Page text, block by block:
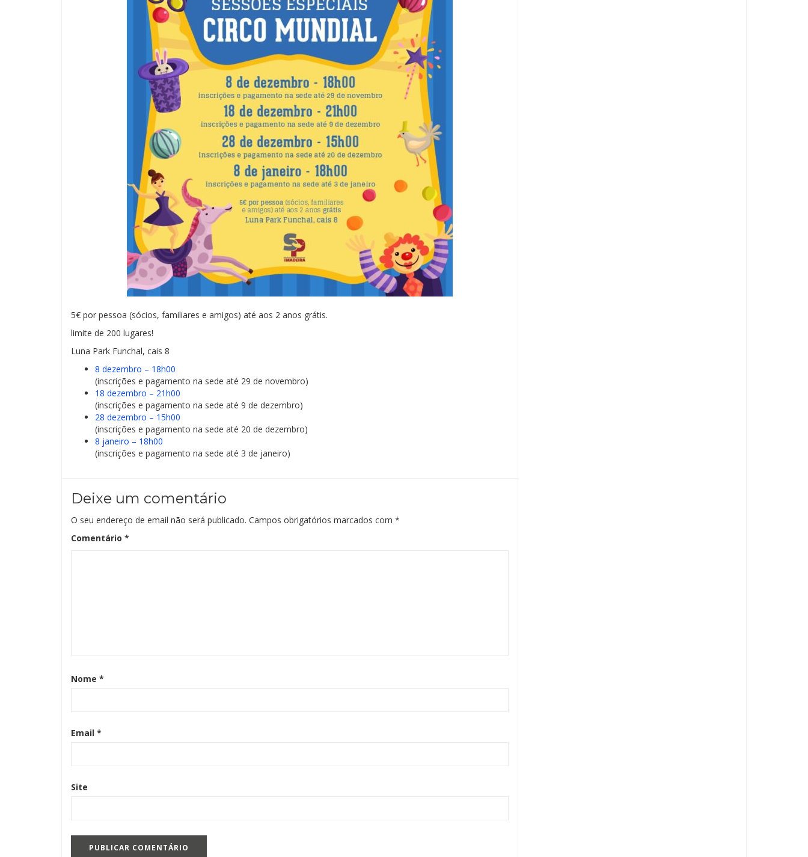
5€ por pessoa (sócios, familiares e amigos) até aos 2 anos grátis.
limite de 200 lugares!
Luna Park Funchal, cais 8
8 dezembro – 18h00
(inscrições e pagamento na sede até 29 de novembro)
18 dezembro – 21h00
(inscrições e pagamento na sede até 9 de dezembro)
28 dezembro – 15h00
(inscrições e pagamento na sede até 20 de dezembro)
8 janeiro – 18h00
(inscrições e pagamento na sede até 3 de janeiro)
Deixe um comentário
O seu endereço de email não será publicado. Campos obrigatórios marcados com *
Comentário *
Nome *
Email *
Site